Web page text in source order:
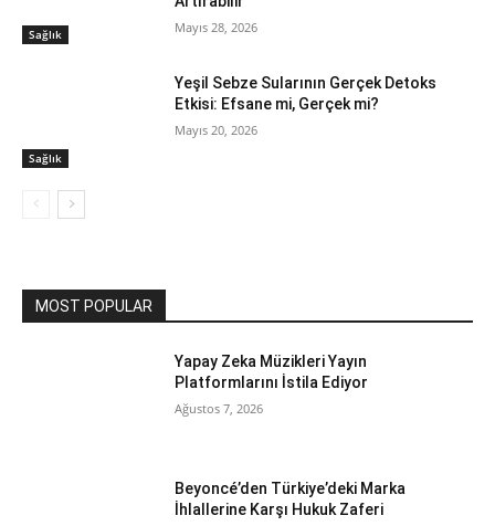
Sağlık Mayıs 28, 2026
Sağlık
Yeşil Sebze Sularının Gerçek Detoks
Etkisi: Efsane mi, Gerçek mi?
Mayıs 20, 2026
MOST POPULAR
Yapay Zeka Müzikleri Yayın
Platformlarını İstila Ediyor
Ağustos 7, 2026
Beyoncé’den Türkiye’deki Marka
İhlallerine Karşı Hukuk Zaferi